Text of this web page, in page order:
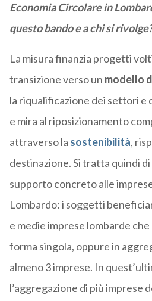
Economia Circolare in
questo bando e a chi si
La misura finanzia progetti
transizione verso un modello
la riqualificazione dei settori e
e mira al riposizionamento
attraverso la sostenibilità,
destinazione. Si tratta quindi
supporto concreto alle
Lombardo: i soggetti
e medie imprese lombarde
forma singola, oppure in
almeno 3 imprese. In
l’aggregazione di più imprese